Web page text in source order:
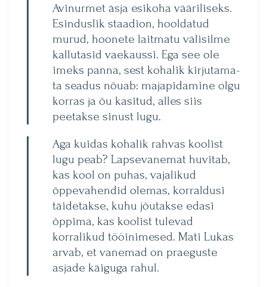
Avinurmet äsja esikoha vääriliseks.
Esinduslik staa­dion, hooldatud
murud, hoonete laitmatu välisilme
kallutasid vaekaussi. Ega see ole
imeks panna, sest kohalik kirjutama­
ta seadus nõuab: majapidamine olgu
korras ja õu kasitud, alles siis
peetakse sinust lugu.
Aga kuidas kohalik rahvas koolist
lugu peab? Lapsevane­mat huvitab,
kas kool on pu­has, vajalikud
õppevahendid olemas, korraldusi
täidetakse, kuhu jõutakse edasi
õppima, kas koolist tulevad
korralikud tööinimesed. Mati Lukas
ar­vab, et vanemad on praeguste
asjade käiguga rahul.